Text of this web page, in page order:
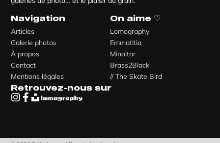
Navigation
Articles
Galerie photos
À propos
Contact
Mentions légales
On aime ♡
Lomography
Emmatitia
Minoltor
Brass2Black
// The Skate Bird
Retrouvez-nous sur